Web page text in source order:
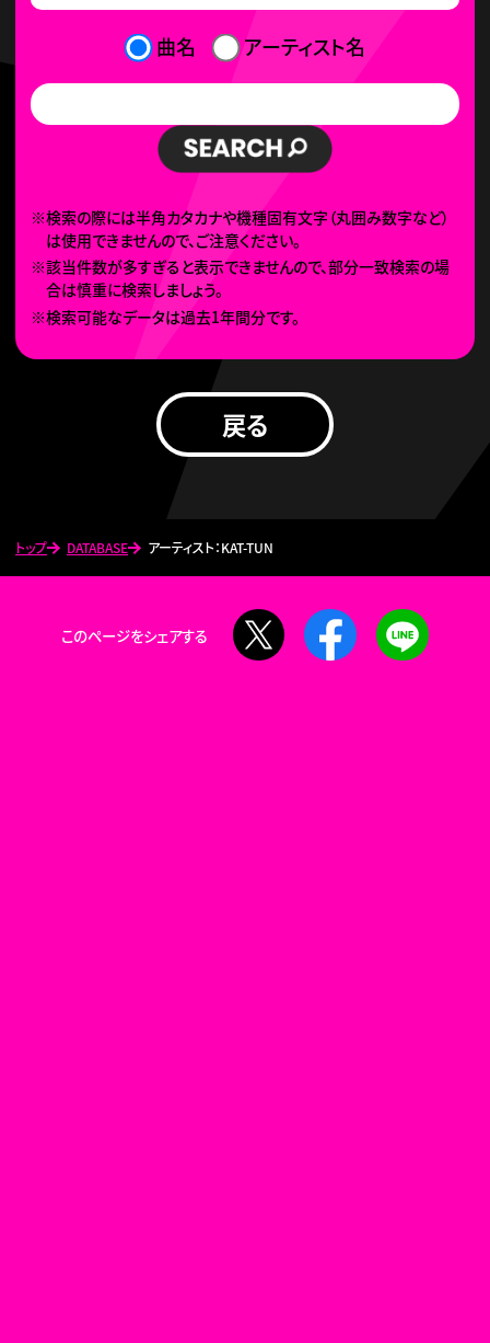
トップ DATABASE アーティスト：KAT-TUN
曲名 アーティスト名
※検索の際には半角カタカナや機種固有文字（丸囲み数字など）
は使用できませんので、ご注意ください。
※該当件数が多すぎると表示できませんので、部分一致検索の場
合は慎重に検索しましょう。
※検索可能なデータは過去1年間分です。
戻る
このページをシェアする
Facebook